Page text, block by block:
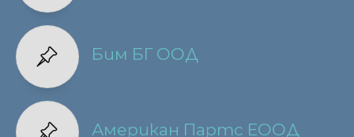
Бим БГ ООД
Американ Партс ЕООД